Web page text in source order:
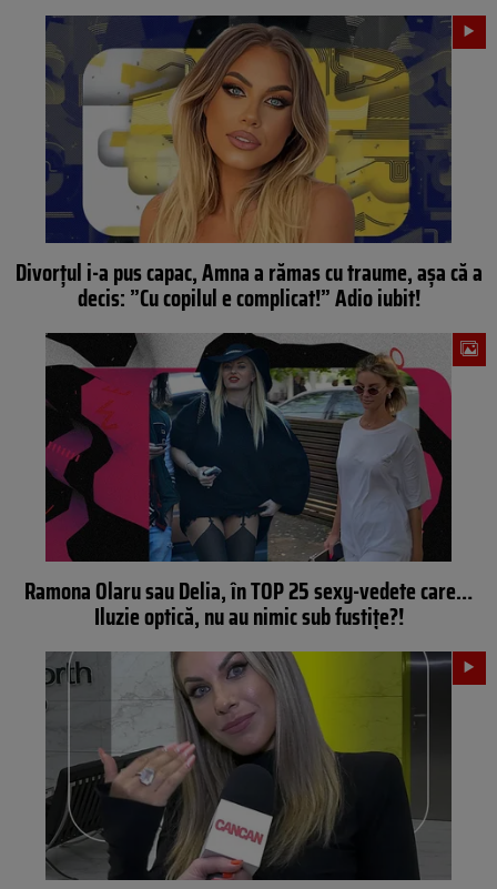
Divorțul i-a pus capac, Amna a rămas cu traume, așa că a
decis: ”Cu copilul e complicat!” Adio iubit!
Ramona Olaru sau Delia, în TOP 25 sexy-vedete care…
Iluzie optică, nu au nimic sub fustițe?!